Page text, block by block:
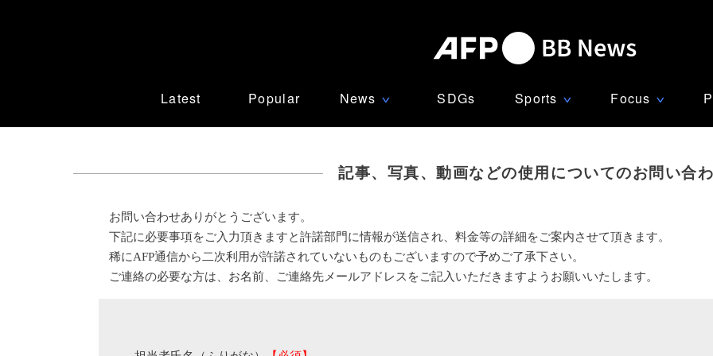
Latest Popular News ∨ SDGs Sports ∨ Focus ∨
記事、写真、動画などの使用についてのお問い合
お問い合わせありがとうございます。
下記に必要事項をご入力頂きますと許諾部門に情報が送信され、料金等の詳細をご案内させて頂きます。
稀にAFP通信から二次利用が許諾されていないものもございますので予めご了承下さい。
ご連絡の必要な方は、お名前、ご連絡先メールアドレスをご記入いただきますようお願いいたします。